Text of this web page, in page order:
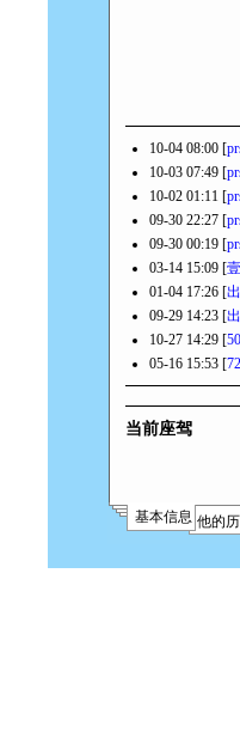
10-04 08:00 [
10-03 07:49 [
10-02 01:11 [
09-30 22:27 [
09-30 00:19 [
03-14 15:09 [
01-04 17:26 [
09-29 14:23 [
10-27 14:29 [
05-16 15:53 [
当前座驾
基本信息 他的